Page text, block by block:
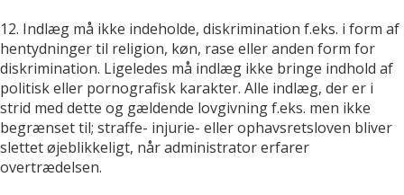
12. Indlæg må ikke indeholde, diskrimination f.eks. i form af
hentydninger til religion, køn, rase eller anden form for
diskrimination. Ligeledes må indlæg ikke bringe indhold af
politisk eller pornografisk karakter. Alle indlæg, der er i
strid med dette og gældende lovgivning f.eks. men ikke
begrænset til; straffe- injurie- eller ophavsretsloven bliver
slettet øjeblikkeligt, når administrator erfarer
overtrædelsen.